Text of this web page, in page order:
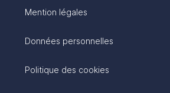
Mention légales
Données personnelles
Politique des cookies